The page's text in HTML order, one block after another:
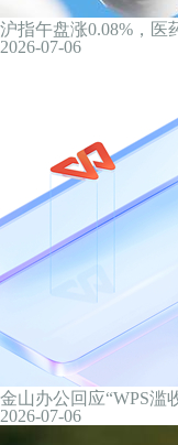
美股盘前速递：三大
数下挫；国际油价、
20小时前